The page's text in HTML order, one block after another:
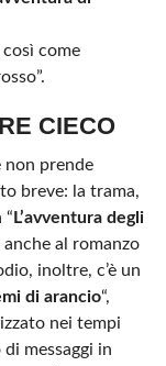
come
CIECO
non prende
breve: la trama,
L’avventura degli
al romanzo
inoltre, c’è un
di arancio“,
nei tempi
di messaggi in